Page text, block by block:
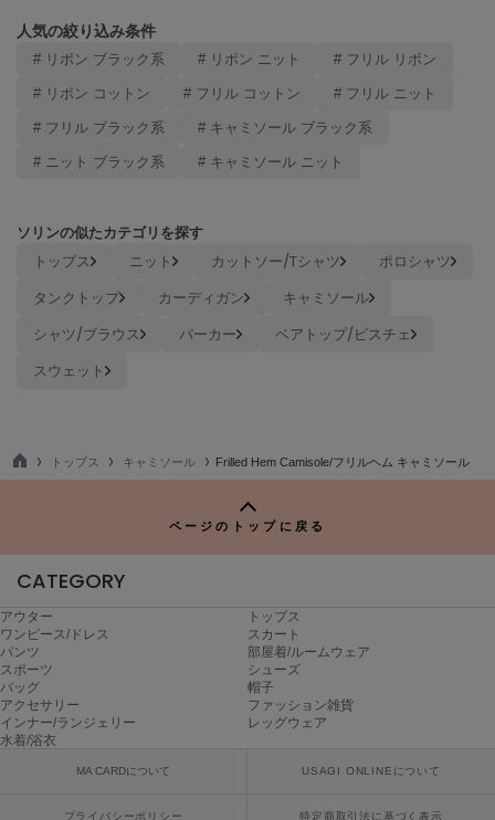
NEW Balance
ニューバランス
nezu
NOWNS
ナウンス
ヌル
Onitsuka Tiger
ORR
オル
PATRICK
パトリック
Philly chocolate
人気の絞り込み条件
# リボン ブラック系 # リボン ニット # フリル リボン
# リボン コットン # フリル コットン # フリル ニット
# フリル ブラック系 # キャミソール ブラック系
# ニット ブラック系 # キャミソール ニット
ソリンの似たカテゴリを探す
トップス ニット カットソー/Tシャツ
ポロシャツ
タンクトップ
カーディガン
キャミソール
シャツ/ブラウス
パーカー
ベアトップ/ビスチェ
スウェット
TO
トップス キャミソール Frilled Hem Camisole/フリルヘム キャミソール
ページのトップに戻る
CATEGORY
アウター
トップス
ワンピース/ドレス
スカート
パンツ
部屋着/ルームウェア
スポーツ
シューズ
バッグ
帽子
アクセサリー
ファッション雑貨
インナー/ランジェリー
レッグウェア
水着/浴衣
MA CARDについて USAGI ONLINEについて
プライバシーポリシー 特定商取引法に基づく表示